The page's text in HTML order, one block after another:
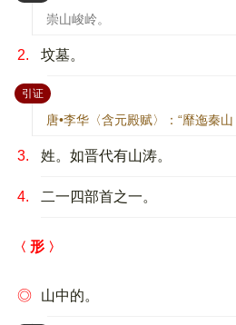
崇山峻岭。
2. 坟墓。
引证：
唐•李华〈含元殿赋〉：“靡迤秦
3. 姓。如晋代有山涛。
4. 二一四部首之一。
形
◎ 山中的。